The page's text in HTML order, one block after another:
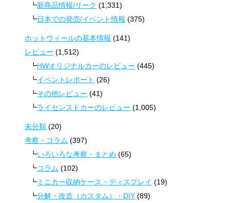
新商品情報/リーク (1,331)
日本での発売/イベント情報 (375)
ホットウィールの基本情報 (141)
レビュー (1,512)
HWオリジナルカーのレビュー (445)
イベントレポート (26)
その他レビュー (41)
ライセンスドカーのレビュー (1,005)
未分類 (20)
考察・コラム (397)
いろいろな考察・まとめ (65)
コラム (102)
ミニカー収納ケース・ディスプレイ (19)
分解・改造（カスタム）・DIY (89)